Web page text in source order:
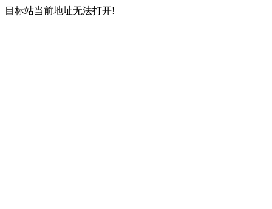
目标站当前地址无法打开!